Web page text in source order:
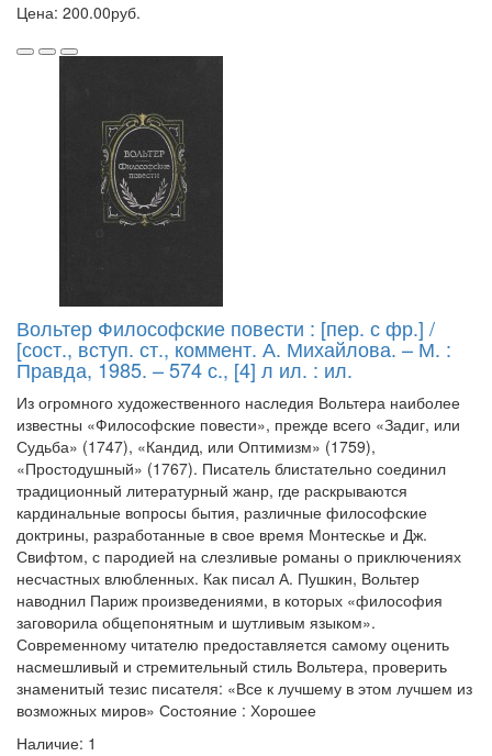
Цена: 200.00руб.
Вольтер Философские повести : [пер. с фр.] /
[сост., вступ. ст., коммент. А. Михайлова. – М. :
Правда, 1985. – 574 с., [4] л ил. : ил.
Из огромного художественного наследия Вольтера наиболее
известны «Философские повести», прежде всего «Задиг, или
Судьба» (1747), «Кандид, или Оптимизм» (1759),
«Простодушный» (1767). Писатель блистательно соединил
традиционный литературный жанр, где раскрываются
кардинальные вопросы бытия, различные философские
доктрины, разработанные в свое время Монтескье и Дж.
Свифтом, с пародией на слезливые романы о приключениях
несчастных влюбленных. Как писал А. Пушкин, Вольтер
наводнил Париж произведениями, в которых «философия
заговорила общепонятным и шутливым языком».
Современному читателю предоставляется самому оценить
насмешливый и стремительный стиль Вольтера, проверить
знаменитый тезис писателя: «Все к лучшему в этом лучшем из
возможных миров» Состояние : Хорошее
Наличие: 1